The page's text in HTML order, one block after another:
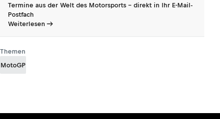
Termine aus der Welt des Motorsports - direkt in Ihr E-Mail-
Postfach
Weiterlesen
Themen
MotoGP